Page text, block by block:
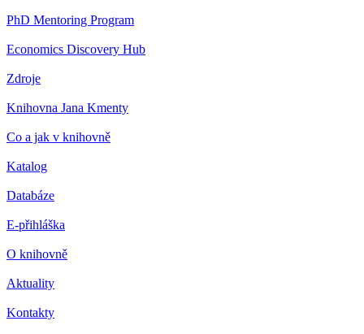
PhD Mentoring Program
Economics Discovery Hub
Zdroje
Knihovna Jana Kmenty
Co a jak v knihovně
Katalog
Databáze
E-přihláška
O knihovně
Aktuality
Kontakty